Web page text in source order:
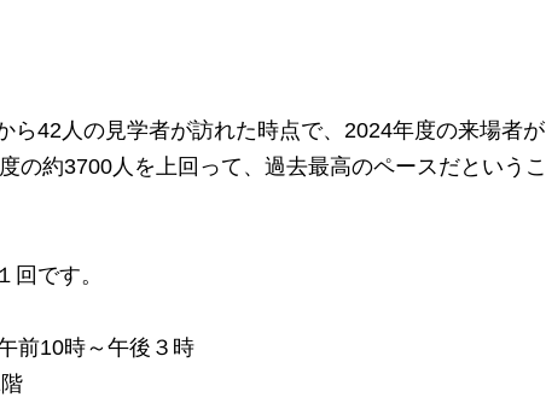
42人の見学者が訪れた時点で、2024年度の来場者が
の約3700人を上回って、過去最高のペースだというこ
です。
前10時～午後３時